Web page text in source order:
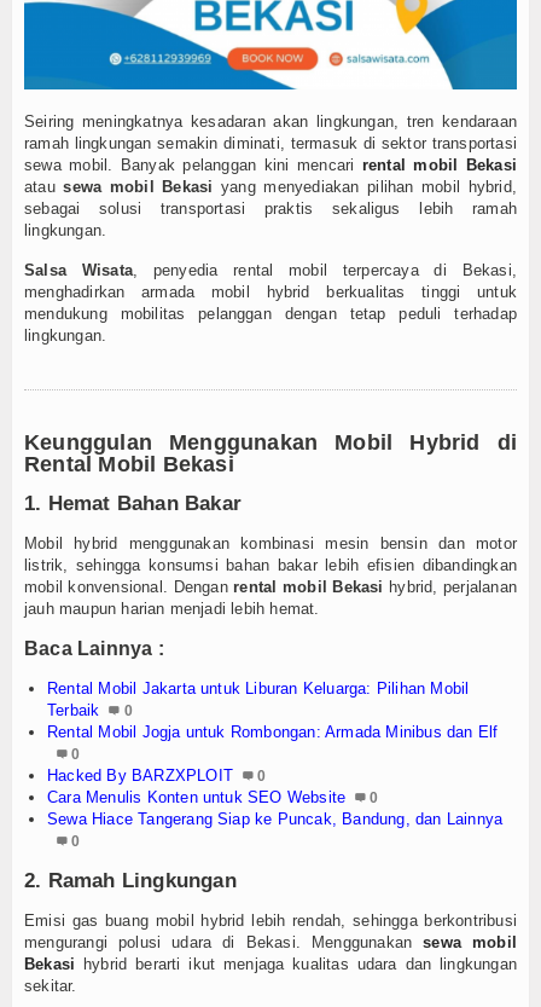
Download
Video
Agenda
Seiring meningkatnya kesadaran akan lingkungan, tren kendaraan
ramah lingkungan semakin diminati, termasuk di sektor transportasi
sewa mobil. Banyak pelanggan kini mencari rental mobil Bekasi
atausewa mobil Bekasi yang menyediakan pilihan mobil hybrid,
sebagai solusi transportasi praktis sekaligus lebih ramah
lingkungan.
Salsa Wisata, penyedia rental mobil terpercaya di Bekasi,
menghadirkan armada mobil hybrid berkualitas tinggi untuk
mendukung mobilitas pelanggan dengan tetap peduli terhadap
lingkungan.
Keunggulan Menggunakan Mobil Hybrid di
Rental Mobil Bekasi
1. Hemat Bahan Bakar
Mobil hybrid menggunakan kombinasi mesin bensin dan motor
listrik, sehingga konsumsi bahan bakar lebih efisien dibandingkan
mobil konvensional. Denganrental mobil Bekasi hybrid, perjalanan
jauh maupun harian menjadi lebih hemat.
Baca Lainnya :
Rental Mobil Jakarta untuk Liburan Keluarga: Pilihan Mobil
Terbaik
0
Rental Mobil Jogja untuk Rombongan: Armada Minibus dan Elf
0
Hacked By BARZXPLOIT 0
Cara Menulis Konten untuk SEO Website 0
Sewa Hiace Tangerang Siap ke Puncak, Bandung, dan Lainnya
0
2. Ramah Lingkungan
Emisi gas buang mobil hybrid lebih rendah, sehingga berkontribusi
mengurangi polusi udara di Bekasi. Menggunakansewa mobil
Bekasi hybrid berarti ikut menjaga kualitas udara dan lingkungan
sekitar.